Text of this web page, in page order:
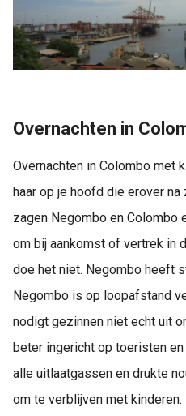
Overnachten in
Overnachten in Colombo met
haar op je hoofd die erover na
zagen Negombo en Colombo
om bij aankomst of vertrek in
doe het niet. Negombo heeft
Negombo is op loopafstand
nodigt gezinnen niet echt uit
beter ingericht op toeristen
alle uitlaatgassen en drukte
om te verblijven met kinderen.